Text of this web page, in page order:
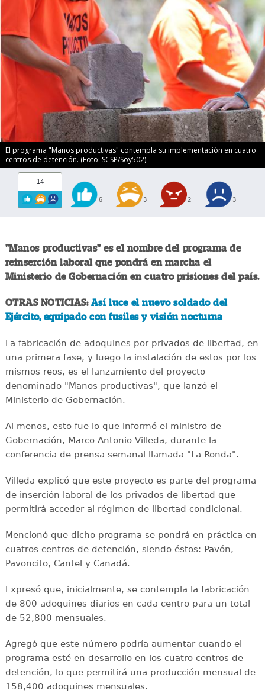
El programa "Manos productivas" contempla su implementación en cuatro
centros de detención. (Foto: SCSP/Soy502)
14
6 3 2 3
"Manos productivas" es el nombre del programa de
reinserción laboral que pondrá en marcha el
Ministerio de Gobernación en cuatro prisiones del país.
OTRAS NOTICIAS: Así luce el nuevo soldado del
Ejército, equipado con fusiles y visión nocturna
La fabricación de adoquines por privados de libertad, en
una primera fase, y luego la instalación de estos por los
mismos reos, es el lanzamiento del proyecto
denominado "Manos productivas", que lanzó el
Ministerio de Gobernación.
Al menos, esto fue lo que informó el ministro de
Gobernación, Marco Antonio Villeda, durante la
conferencia de prensa semanal llamada "La Ronda".
Villeda explicó que este proyecto es parte del programa
de inserción laboral de los privados de libertad que
permitirá acceder al régimen de libertad condicional.
Mencionó que dicho programa se pondrá en práctica en
cuatros centros de detención, siendo éstos: Pavón,
Pavoncito, Cantel y Canadá.
Expresó que, inicialmente, se contempla la fabricación
de 800 adoquines diarios en cada centro para un total
de 52,800 mensuales.
Agregó que este número podría aumentar cuando el
programa esté en desarrollo en los cuatro centros de
detención, lo que permitirá una producción mensual de
158,400 adoquines mensuales.